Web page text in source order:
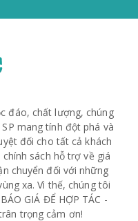
đáo, chất lượng, chúng
mang tính đột phá và
đối cho tất cả khách
sách hỗ trợ về giá
chuyển đối với những
xa. Vì thế, chúng tôi
GIÁ ĐỂ HỢP TÁC -
trọng cảm ơn!